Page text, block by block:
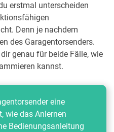
erstmal unterscheiden
Denn je nachdem
des Garagentorsenders.
genau für beide Fälle, wie
kannst.
eine
wie das Anlernen
Bedienungsanleitung